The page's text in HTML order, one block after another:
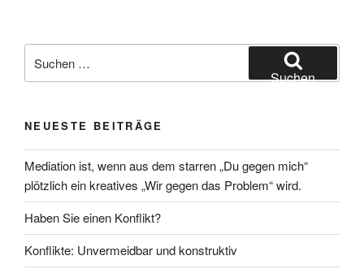
nach:
Suchen
NEUESTE BEITRÄGE
Mediation ist, wenn aus dem starren „Du gegen mich“
plötzlich ein kreatives „Wir gegen das Problem“ wird.
Haben Sie einen Konflikt?
Konflikte: Unvermeidbar und konstruktiv